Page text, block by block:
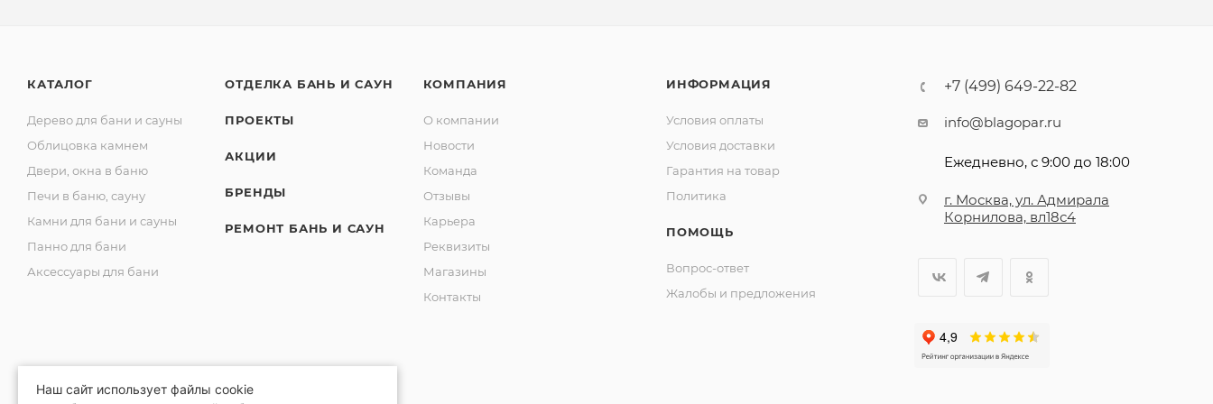
КАТАЛОГ
Дерево для бани и сауны
Облицовка камнем
Двери, окна в баню
Печи в баню, сауну
Камни для бани и сауны
Панно для бани
Аксессуары для бани
ОТДЕЛКА БАНЬ И САУН
ПРОЕКТЫ
АКЦИИ
БРЕНДЫ
РЕМОНТ БАНЬ И САУН
КОМПАНИЯ
О компании
Новости
Команда
Отзывы
Карьера
Реквизиты
Магазины
Контакты
ИНФОРМАЦИЯ
Условия оплаты
Условия доставки
Гарантия на товар
Политика
ПОМОЩЬ
Вопрос-ответ
Жалобы и предложения
+7 (499) 649-22-82
info@blagopar.ru
Ежедневно, с 9:00 до 18:00
г. Москва, ул. Адмирала
Корнилова, вл18с4
Наш сайт использует файлы cookie